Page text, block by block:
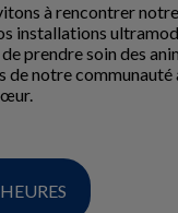
à rencontrer
installations
prendre soin des
de notre communauté